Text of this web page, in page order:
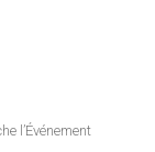
l’Événement